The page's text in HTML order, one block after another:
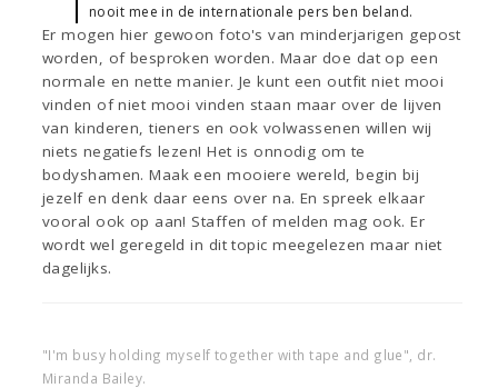
nooit mee in de internationale pers ben beland.
Er mogen hier gewoon foto's van minderjarigen gepost
worden, of besproken worden. Maar doe dat op een
normale en nette manier. Je kunt een outfit niet mooi
vinden of niet mooi vinden staan maar over de lijven
van kinderen, tieners en ook volwassenen willen wij
niets negatiefs lezen! Het is onnodig om te
bodyshamen. Maak een mooiere wereld, begin bij
jezelf en denk daar eens over na. En spreek elkaar
vooral ook op aan! Staffen of melden mag ook. Er
wordt wel geregeld in dit topic meegelezen maar niet
dagelijks.
"I'm busy holding myself together with tape and glue", dr.
Miranda Bailey.